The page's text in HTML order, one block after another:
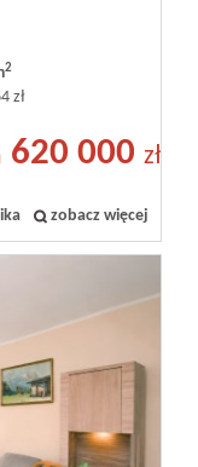
2
zł
620 000 zł
zobacz więcej